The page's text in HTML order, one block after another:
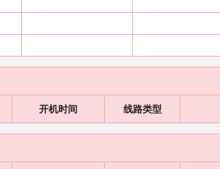
开机时间 线路类型